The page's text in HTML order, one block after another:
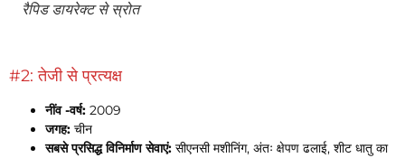
रैपिड डायरेक्ट से स्रोत
#2: तेजी से प्रत्यक्ष
नींव -वर्ष: 2009
जगह: चीन
सबसे प्रसिद्ध विनिर्माण सेवाएं: सीएनसी मशीनिंग, अंतः क्षेपण ढलाई, शीट धातु का